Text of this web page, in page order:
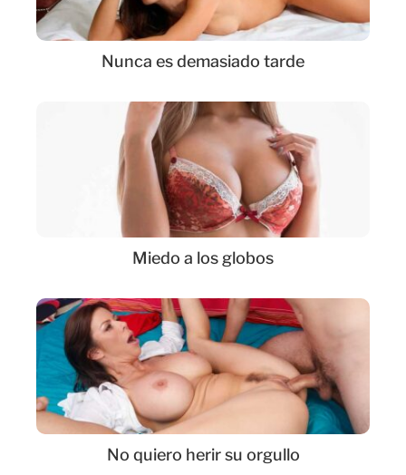
Nunca es demasiado tarde
Miedo a los globos
No quiero herir su orgullo